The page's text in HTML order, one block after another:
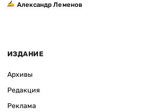
Александр Леменов
ИЗДАНИЕ
Архивы
Редакция
Реклама